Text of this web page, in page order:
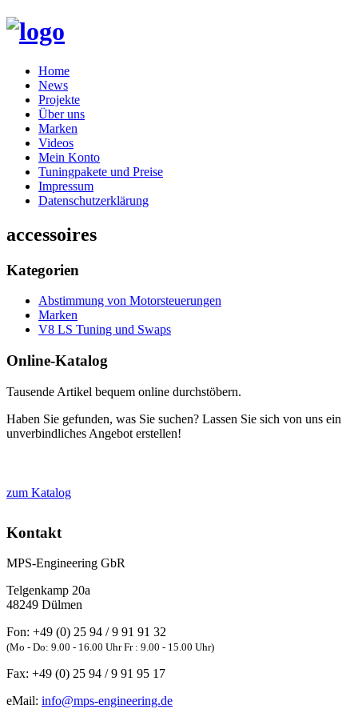
Skip
content
Home
News
Projekte
Über uns
Marken
Videos
Mein Konto
Tuningpakete und Preise
Impressum
Datenschutzerklärung
accessoires
Kategorien
Abstimmung von Motorsteuerungen
Marken
V8 LS Tuning und Swaps
Online-Katalog
Tausende Artikel bequem online durchstöbern.
Haben Sie gefunden, was Sie suchen? Lassen Sie sich von uns ein
unverbindliches Angebot erstellen!
zum Katalog
Kontakt
MPS-Engineering GbR
Telgenkamp 20a
48249 Dülmen
Fon: +49 (0) 25 94 / 9 91 91 32
(Mo - Do: 9.00 - 16.00 Uhr Fr : 9.00 - 15.00 Uhr)
Fax: +49 (0) 25 94 / 9 91 95 17
eMail: info@mps-engineering.de